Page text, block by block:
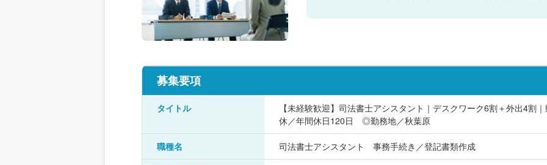
募集要項
タイトル
【未経験歓迎】司法書士アシスタント｜デスクワーク6割＋外出4
休／年間休日120日 ◎勤務地／秋葉原
職種名 司法書士アシスタント 事務手続き／登記書類作成